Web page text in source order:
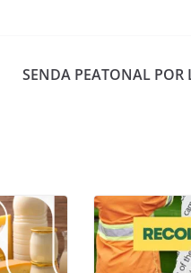
SENDA PEATONAL POR